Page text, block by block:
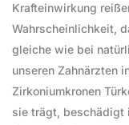
Krafteinwirkung
Wahrscheinlichkeit,
gleiche wie bei
unseren Zahnärzten
Zirkoniumkronen
sie trägt, beschädigt